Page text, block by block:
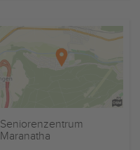
Seniorenzentrum
Maranatha